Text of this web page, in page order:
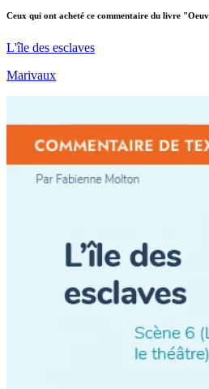
Ceux qui ont acheté ce commentaire du livre
L'île des esclaves
Marivaux